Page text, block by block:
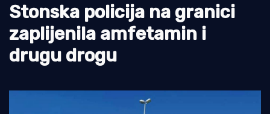
Ekologija
Tradicija i kultura
Stonska policija na granici
zaplijenila amfetamin i
drugu drogu